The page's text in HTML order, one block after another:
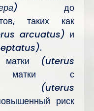
до
таких как
arcuatus) и
.
матки (uterus
с
(uterus
риск